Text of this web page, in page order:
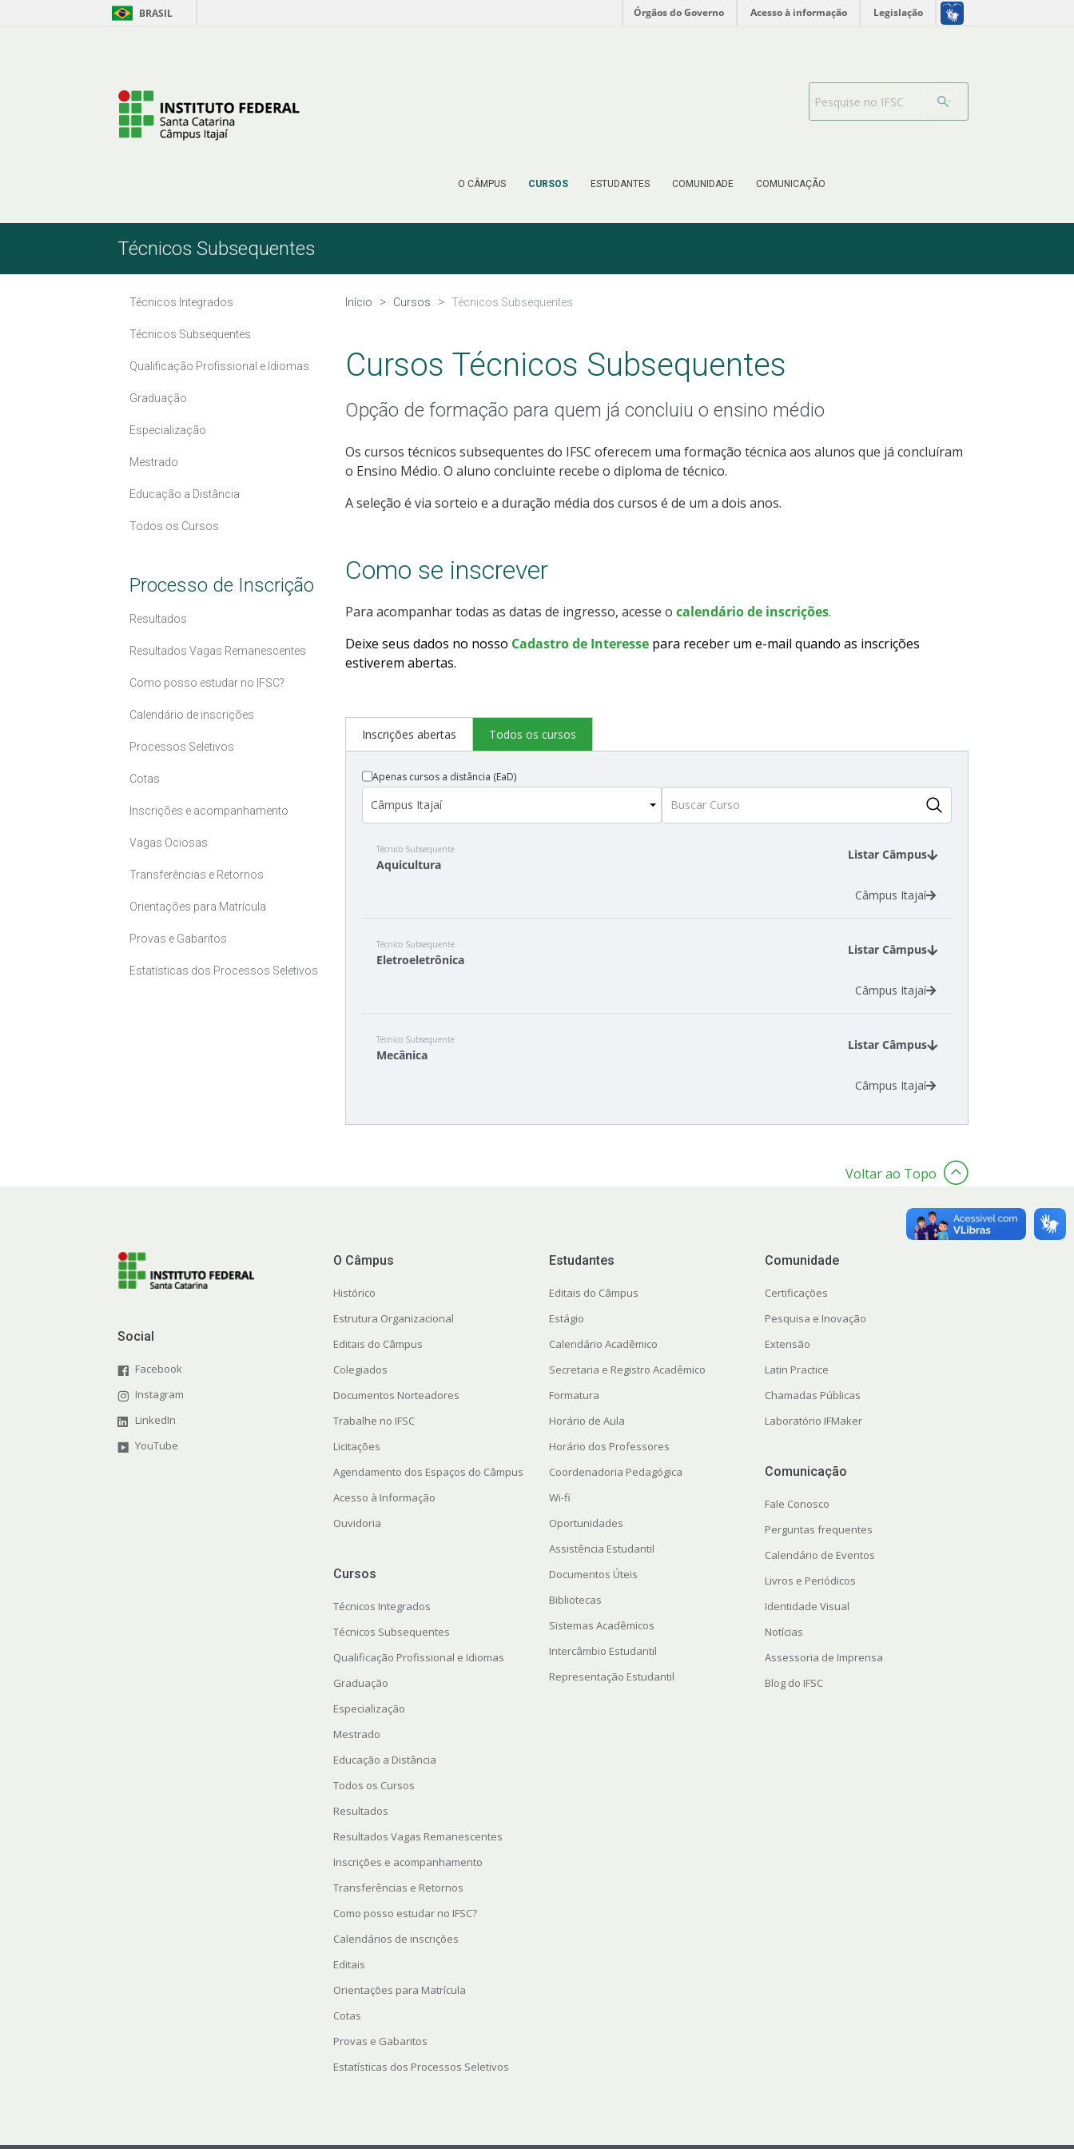
BRASIL Órgãos do Governo Acesso à informação Legislação
O CÂMPUS CURSOS ESTUDANTES COMUNIDADE COMUNICAÇÃO
Search Bar
Técnicos Subsequentes
Técnicos Integrados
Técnicos Subsequentes
Qualificação Profissional e Idiomas
Graduação
Especialização
Mestrado
Educação a Distância
Todos os Cursos
Processo de Inscrição
Resultados
Resultados Vagas Remanescentes
Como posso estudar no IFSC?
Calendário de inscrições
Processos Seletivos
Cotas
Inscrições e acompanhamento
Vagas Ociosas
Transferências e Retornos
Orientações para Matrícula
Provas e Gabaritos
Estatísticas dos Processos Seletivos
Início Cursos Técnicos Subsequentes
Cursos Técnicos Subsequentes
Opção de formação para quem já concluiu o ensino médio
Os cursos técnicos subsequentes do IFSC oferecem uma formação técnica aos alunos que já concluíram
o Ensino Médio. O aluno concluinte recebe o diploma de técnico.
A seleção é via sorteio e a duração média dos cursos é de um a dois anos.
Como se inscrever
Para acompanhar todas as datas de ingresso, acesse o calendário de inscrições.
Deixe seus dados no nosso Cadastro de Interesse para receber um e-mail quando as inscrições
estiverem abertas.
Inscrições abertas Todos os cursos
Apenas cursos a distância (EaD)
Técnico Subsequente
Aquicultura
Listar Câmpus
Câmpus Itajaí
Técnico Subsequente
Eletroeletrônica
Listar Câmpus
Câmpus Itajaí
Técnico Subsequente
Mecânica
Listar Câmpus
Câmpus Itajaí
Voltar ao Topo
Social
Facebook
Instagram
LinkedIn
YouTube
O Câmpus
Histórico
Estrutura Organizacional
Editais do Câmpus
Colegiados
Documentos Norteadores
Trabalhe no IFSC
Licitações
Agendamento dos Espaços do Câmpus
Acesso à Informação
Ouvidoria
Cursos
Técnicos Integrados
Técnicos Subsequentes
Qualificação Profissional e Idiomas
Graduação
Especialização
Mestrado
Educação a Distância
Todos os Cursos
Resultados
Resultados Vagas Remanescentes
Inscrições e acompanhamento
Transferências e Retornos
Como posso estudar no IFSC?
Calendários de inscrições
Editais
Orientações para Matrícula
Cotas
Provas e Gabaritos
Estatísticas dos Processos Seletivos
Estudantes
Editais do Câmpus
Estágio
Calendário Acadêmico
Secretaria e Registro Acadêmico
Formatura
Horário de Aula
Horário dos Professores
Coordenadoria Pedagógica
Wi-fi
Oportunidades
Assistência Estudantil
Documentos Úteis
Bibliotecas
Sistemas Acadêmicos
Intercâmbio Estudantil
Representação Estudantil
Comunidade
Certificações
Pesquisa e Inovação
Extensão
Latin Practice
Chamadas Públicas
Laboratório IFMaker
Comunicação
Fale Conosco
Perguntas frequentes
Calendário de Eventos
Livros e Periódicos
Identidade Visual
Notícias
Assessoria de Imprensa
Blog do IFSC